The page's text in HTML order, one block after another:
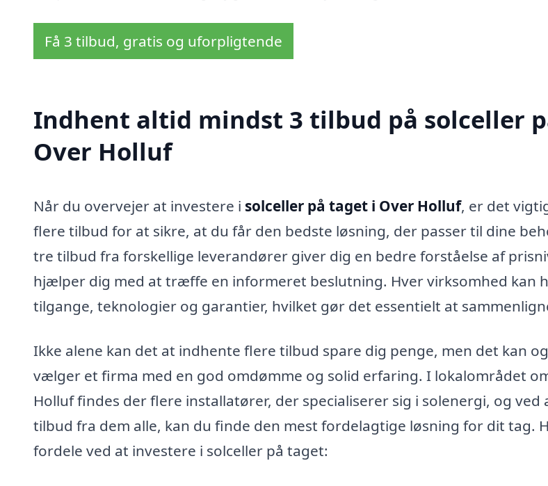
Få 3 tilbud, gratis og uforpligtende
Indhent altid mindst 3 tilbud på solceller
Over Holluf
Når du overvejer at investere i solceller på taget i Over Holluf, er det
flere tilbud for at sikre, at du får den bedste løsning, der passer til dine
tre tilbud fra forskellige leverandører giver dig en bedre forståelse af
hjælper dig med at træffe en informeret beslutning. Hver virksomhed kan
tilgange, teknologier og garantier, hvilket gør det essentielt at
Ikke alene kan det at indhente flere tilbud spare dig penge, men det kan
vælger et firma med en god omdømme og solid erfaring. I lokalområdet
Holluf findes der flere installatører, der specialiserer sig i solenergi, og ved
tilbud fra dem alle, kan du finde den mest fordelagtige løsning for dit tag.
fordele ved at investere i solceller på taget: